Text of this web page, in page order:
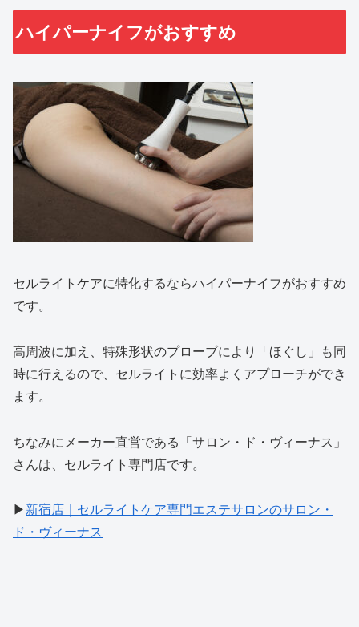
ハイパーナイフがおすすめ
セルライトケアに特化するならハイパーナイフがおすすめ
です。
高周波に加え、特殊形状のプローブにより「ほぐし」も同
時に行えるので、セルライトに効率よくアプローチができ
ます。
ちなみにメーカー直営である「サロン・ド・ヴィーナス」
さんは、セルライト専門店です。
▶︎新宿店｜セルライトケア専門エステサロンのサロン・
ド・ヴィーナス